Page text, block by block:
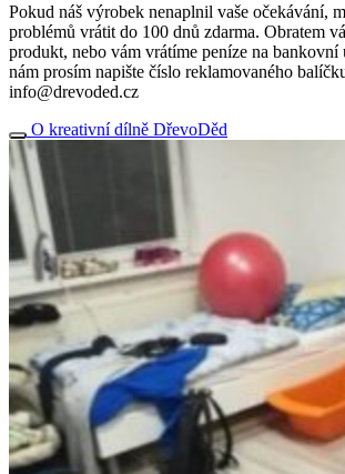
Pokud náš výrobek nenaplnil vaše očekávání,
problémů vrátit do 100 dnů zdarma. Obratem
produkt, nebo vám vrátíme peníze na bankovní
nám prosím napište číslo reklamovaného
info@drevoded.cz
O kreativní dílně DřevoDěd